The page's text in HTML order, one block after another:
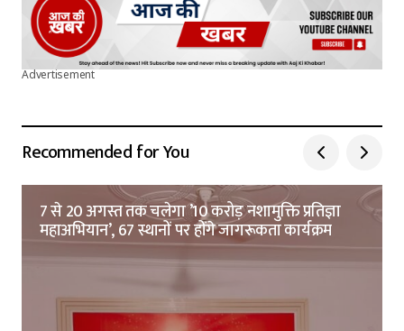
Advertisement
Recommended for You
7 से 20 अगस्त तक चलेगा ’10 करोड़ नशामुक्ति प्रतिज्ञा
महाअभियान’, 67 स्थानों पर होंगे जागरूकता कार्यक्रम